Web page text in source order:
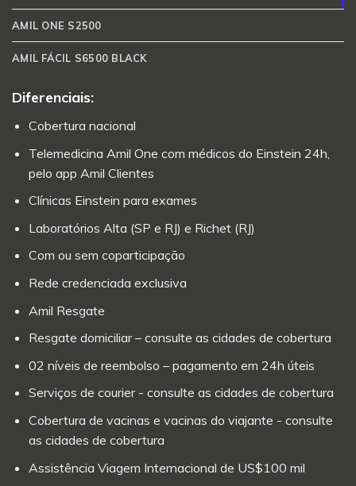
AMIL ONE S2500
AMIL FÁCIL S6500 BLACK
Diferenciais:
Cobertura nacional
Telemedicina Amil One com médicos do Einstein 24h,
pelo app Amil Clientes
Clínicas Einstein para exames
Laboratórios Alta (SP e RJ) e Richet (RJ)
Com ou sem coparticipação
Rede credenciada exclusiva
Amil Resgate
Resgate domiciliar – consulte as cidades de cobertura
02 níveis de reembolso – pagamento em 24h úteis
Serviços de courier - consulte as cidades de cobertura
Cobertura de vacinas e vacinas do viajante - consulte
as cidades de cobertura
Assistência Viagem Internacional de US$100 mil